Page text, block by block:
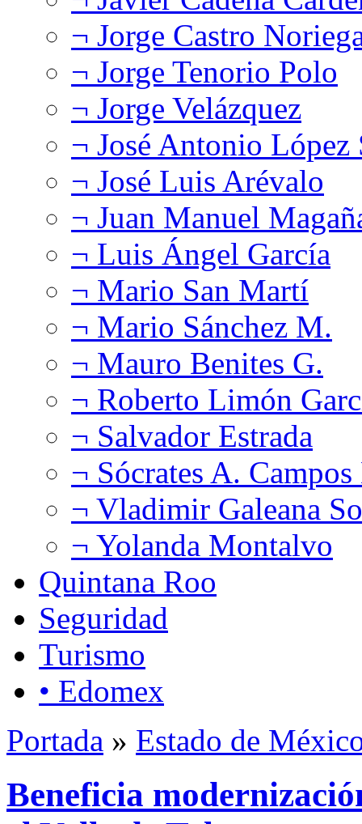
¬ Jorge Castro
¬ Jorge Tenorio Polo
¬ Jorge Velázquez
¬ José Antonio López
¬ José Luis Arévalo
¬ Juan Manuel
¬ Luis Ángel García
¬ Mario San Martí
¬ Mario Sánchez M.
¬ Mauro Benites G.
¬ Roberto Limón
¬ Salvador Estrada
¬ Sócrates A.
¬ Vladimir Galeana
¬ Yolanda Montalvo
Quintana Roo
Seguridad
Turismo
• Edomex
Portada » Estado de
Beneficia